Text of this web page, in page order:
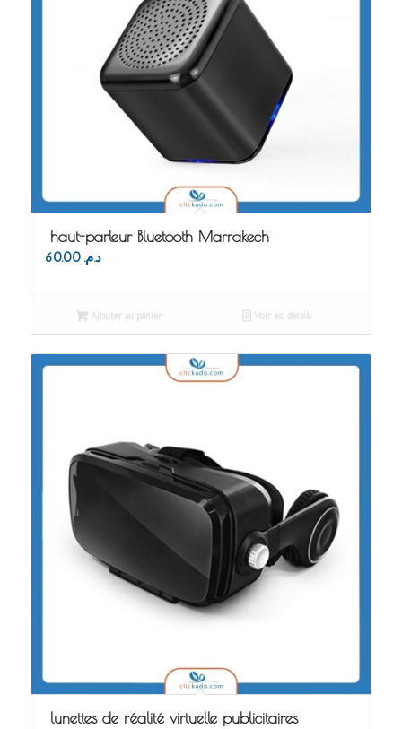
haut-parleur Bluetooth Marrakech
د.م. 60.00
Ajouter au panier Voir les détails
lunettes de réalité virtuelle publicitaires